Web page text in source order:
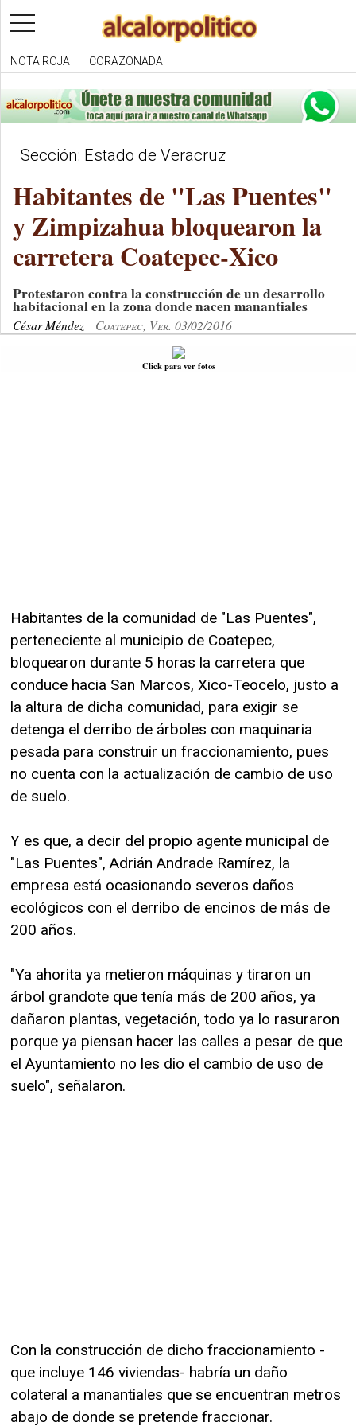
toggle
navigation
NOTA ROJA CORAZONADA
Sección: Estado de Veracruz
Habitantes de "Las Puentes"
y Zimpizahua bloquearon la
carretera Coatepec-Xico
Protestaron contra la construcción de un desarrollo
habitacional en la zona donde nacen manantiales
César Méndez Coatepec, Ver. 03/02/2016
Click para ver fotos
Habitantes de la comunidad de "Las Puentes",
perteneciente al municipio de Coatepec,
bloquearon durante 5 horas la carretera que
conduce hacia San Marcos, Xico-Teocelo, justo a
la altura de dicha comunidad, para exigir se
detenga el derribo de árboles con maquinaria
pesada para construir un fraccionamiento, pues
no cuenta con la actualización de cambio de uso
de suelo.
Y es que, a decir del propio agente municipal de
"Las Puentes", Adrián Andrade Ramírez, la
empresa está ocasionando severos daños
ecológicos con el derribo de encinos de más de
200 años.
"Ya ahorita ya metieron máquinas y tiraron un
árbol grandote que tenía más de 200 años, ya
dañaron plantas, vegetación, todo ya lo rasuraron
porque ya piensan hacer las calles a pesar de que
el Ayuntamiento no les dio el cambio de uso de
suelo", señalaron.
Con la construcción de dicho fraccionamiento -
que incluye 146 viviendas- habría un daño
colateral a manantiales que se encuentran metros
abajo de donde se pretende fraccionar.